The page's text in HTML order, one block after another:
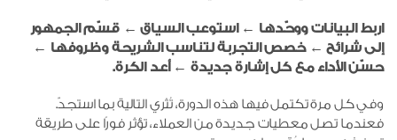
اربط البيانات ووحّدها ← استوعب السياق ← قسّم الجمهور
إلى شرائح ← خصص التجربة لتناسب الشريحة وظروفها ←
حسّن الأداء مع كل إشارة جديدة ← أعد الكرة.
وفي كل مرة تكتمل فيها هذه الدورة، تُثري التالية بما استجدّ.
فعندما تصل معطيات جديدة من العملاء، تؤثر فورًا على طريقة